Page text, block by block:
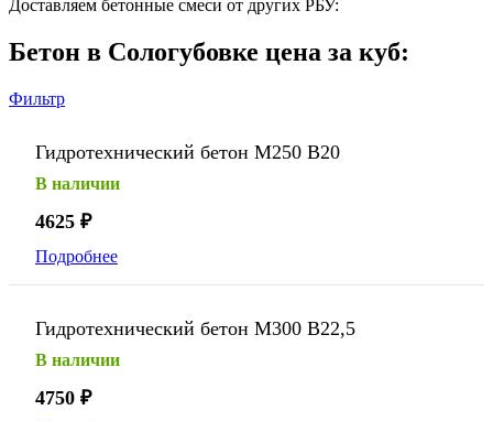
Доставляем бетонные смеси от других РБУ:
Бетон в Сологубовке цена за куб:
Фильтр
Гидротехнический бетон М250 В20
В наличии
4625 ₽
Подробнее
Гидротехнический бетон М300 В22,5
В наличии
4750 ₽